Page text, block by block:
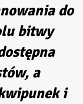
do
bitwy
a
i